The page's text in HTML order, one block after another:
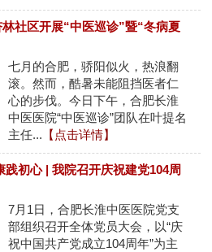
社区开展“中医巡诊”暨“冬病夏
七月的合肥，骄阳似火，热浪翻
滚。然而，酷暑未能阻挡医者仁
心的步伐。今日下午，合肥长淮
中医医院“中医巡诊”团队在叶提名
主任... 【点击详情】
初心 | 我院召开庆祝建党104周
7月1日，合肥长淮中医医院党支
部组织召开全体党员大会，以“庆
祝中国共产党成立104周年”为主